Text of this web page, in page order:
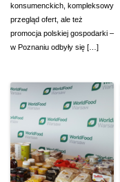
konsumenckich, kompleksowy
przegląd ofert, ale też
promocja polskiej gospodarki –
w Poznaniu odbyły się […]